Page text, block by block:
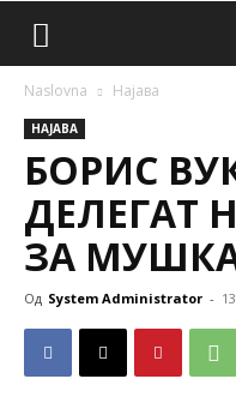
Naslovna Најава
НАЈАВА
БОРИС
ДЕЛЕГАТ
ЗА
Од System Administrator -